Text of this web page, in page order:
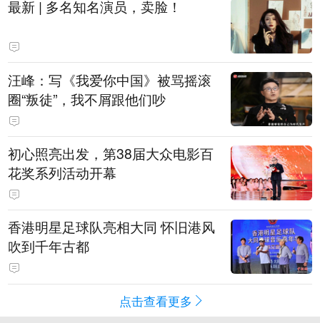
最新 | 多名知名演员，卖脸！
汪峰：写《我爱你中国》被骂摇滚
圈“叛徒”，我不屑跟他们吵
初心照亮出发，第38届大众电影百
花奖系列活动开幕
香港明星足球队亮相大同 怀旧港风
吹到千年古都
点击查看更多